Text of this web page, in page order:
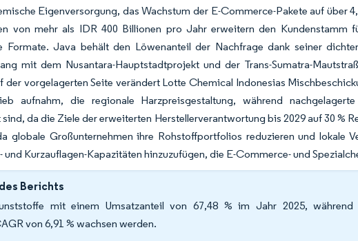
Eigenversorgung, das Wachstum der E-Commerce-Pakete auf über
von mehr als IDR 400 Billionen pro Jahr erweitern den Kundenstamm
Formate. Java behält den Löwenanteil der Nachfrage dank seiner
mit dem Nusantara-Hauptstadtprojekt und der Trans-Sumatra-
der vorgelagerten Seite verändert Lotte Chemical Indonesias
aufnahm, die regionale Harzpreisgestaltung, während
da die Ziele der erweiterten Herstellerverantwortung bis 2029 auf 30 %
globale Großunternehmen ihre Rohstoffportfolios reduzieren und lokale
und Kurzauflagen-Kapazitäten hinzuzufügen, die E-Commerce- und
Berichts
mit einem Umsatzanteil von 67,48 % im Jahr 2025, während
von 6,91 % wachsen werden.